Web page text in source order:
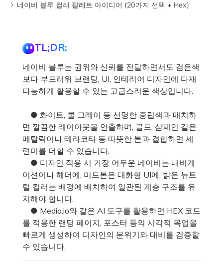
네이비 블루 컬러 팔레트 아이디어 (20가지 선택 + Hex)
TL;DR:
네이비 블루는 권위와 신뢰를 전달하면서도 검은색
보다 부드러워 브랜딩, UI, 인테리어 디자인에 다재
다능하게 활용할 수 있는 고급스러운 색상입니다.
● 화이트, 쿨 그레이 등 선명한 중립색과 매치하
면 깔끔한 레이아웃을 연출하며, 골드, 샴페인 같은
메탈릭이나 테라코타 등 따뜻한 톤과 결합하면 세
련미를 더할 수 있습니다.
● 디자인 적용 시 가장 어두운 네이비는 내비게
이션이나 헤더에, 미드톤은 대화형 UI에, 밝은 뉴트
럴 컬러는 배경에 배치하여 일관된 계층 구조를 유
지해야 합니다.
● Media.io와 같은 AI 도구를 활용하면 HEX 코드
를 적용한 랜딩 페이지, 포스터 등의 시각적 목업을
빠르게 생성하여 디자인의 분위기와 대비를 검증할
수 있습니다.